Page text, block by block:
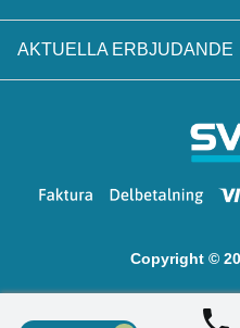
AKTUELLA ERBJUDANDE
Copyright ©